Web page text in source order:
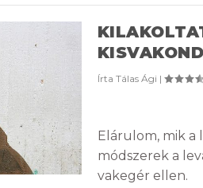
Írta Tálas Ági |
Elárulom, mik a
módszerek a
vakegér ellen.